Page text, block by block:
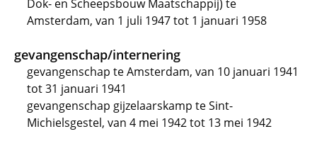
Dok- en Scheepsbouw Maatschappij) te
Amsterdam, van 1 juli 1947 tot 1 januari 1958
gevangenschap/internering
gevangenschap te Amsterdam, van 10 januari 1941
tot 31 januari 1941
gevangenschap gijzelaarskamp te Sint-
Michielsgestel, van 4 mei 1942 tot 13 mei 1942